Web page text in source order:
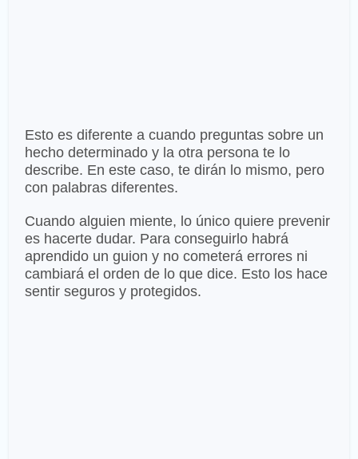
Esto es diferente a cuando preguntas sobre un
hecho determinado y la otra persona te lo
describe. En este caso, te dirán lo mismo, pero
con palabras diferentes.
Cuando alguien miente, lo único quiere prevenir
es hacerte dudar. Para conseguirlo habrá
aprendido un guion y no cometerá errores ni
cambiará el orden de lo que dice. Esto los hace
sentir seguros y protegidos.